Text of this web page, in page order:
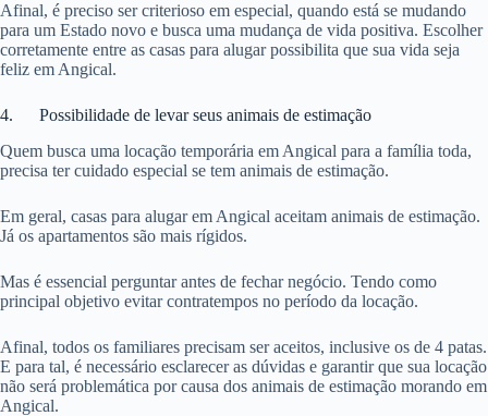
Afinal, é preciso ser criterioso em especial, quando está se mudando
para um Estado novo e busca uma mudança de vida positiva. Escolher
corretamente entre as casas para alugar possibilita que sua vida seja
feliz em Angical.
4. Possibilidade de levar seus animais de estimação
Quem busca uma locação temporária em Angical para a família toda,
precisa ter cuidado especial se tem animais de estimação.
Em geral, casas para alugar em Angical aceitam animais de estimação.
Já os apartamentos são mais rígidos.
Mas é essencial perguntar antes de fechar negócio. Tendo como
principal objetivo evitar contratempos no período da locação.
Afinal, todos os familiares precisam ser aceitos, inclusive os de 4 patas.
E para tal, é necessário esclarecer as dúvidas e garantir que sua locação
não será problemática por causa dos animais de estimação morando em
Angical.